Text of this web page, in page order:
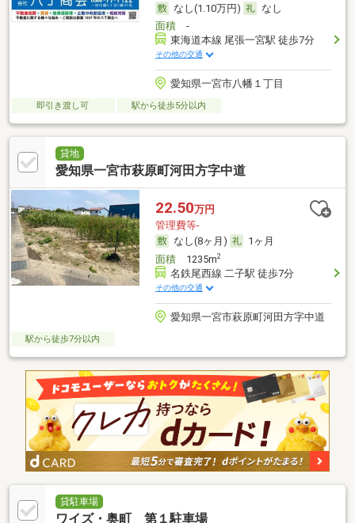
なし(1.10万円)
なし
面積-
東海道本線 尾張一宮駅 徒歩7分
その他の交通
愛知県一宮市八幡１丁目
即引き渡し可 駅から徒歩5分以内
貸地
愛知県一宮市萩原町河田方字中道
22.50万円
管理費等-
なし(8ヶ月)
1ヶ月
面積1235m2
名鉄尾西線 二子駅 徒歩7分
その他の交通
愛知県一宮市萩原町河田方字中道
駅から徒歩7分以内
貸駐車場
ワイズ・奥町 第１駐車場